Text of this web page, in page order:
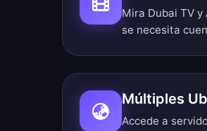
Mira Dubai TV
se necesita
Múltiples
Accede a